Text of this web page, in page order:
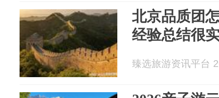
北京品质团
经验总结很
臻选旅游资讯平台